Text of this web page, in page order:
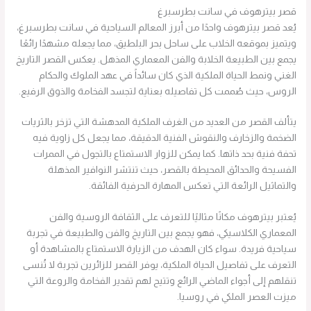
قصر بيترهوف في سانت بطرسبرغ
يُعد قصر بيترهوف واحدًا من أبرز المعالم السياحية في سانت بطرسبرغ،
ويتميز بموقعه الخلاب على ساحل بحر البلطيق، مما يجعله مشهدًا رائعًا
يجمع بين الطبيعة الخلابة والفن المعماري المذهل. يعكس القصر التاريخ
الغني ونمط الحياة الملكية الذي كان سائداً في عهد الملوك والحكام
الروس، حيث صُممت كل تفاصيله بعناية لتجسد الفخامة والذوق الرفيع.
يتألف القصر من العديد من الغرف الملكية المدهشة التي تزخر بالثريات
الضخمة والزخارف والنقوش الفنية الدقيقة، مما يجعل كل زاوية فيه
تحفة فنية بحد ذاتها. كما يمكن للزوار الاستمتاع بالتجول في الممرات
الفسيحة والحدائق المحيطة بالقصر، حيث تنتشر النوافير المذهلة
والتماثيل الرائعة التي تعكس المهارة الحرفية الفائقة.
يُعتبر بيترهوف مكانًا مثاليًا للتعرف على الثقافة الروسية والفن
المعماري الكلاسيكي، فهو يجمع بين التاريخ والفن والطبيعة في تجربة
سياحية فريدة. سواء كان الهدف من الزيارة الاستمتاع بالمشاهدة أو
التعرف على تفاصيل الحياة الملكية، يوفر القصر للزائرين تجربة لا تُنسى
تنقلهم إلى أجواء الماضي الرائع وتتيح لهم تقدير الفخامة والروعة التي
ميزت العصر الملكي في روسيا.